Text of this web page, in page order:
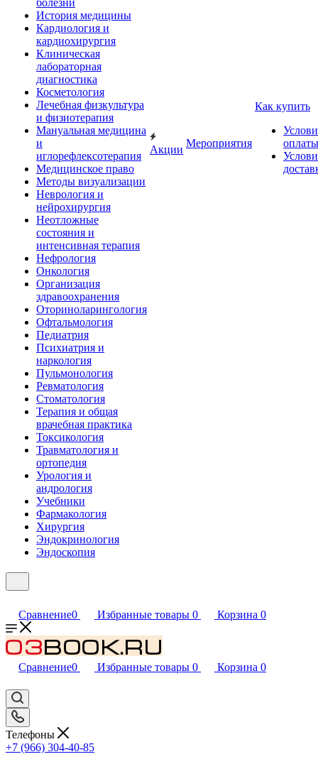
болезни
История медицины
Кардиология и
кардиохирургия
Клиническая
лабораторная
диагностика
Косметология
Лечебная физкультура
и физиотерапия
Мануальная медицина
и
иглорефлексотерапия
Медицинское право
Методы визуализации
Неврология и
нейрохирургия
Неотложные
состояния и
интенсивная терапия
Нефрология
Онкология
Организация
здравоохранения
Оториноларингология
Офтальмология
Педиатрия
Психиатрия и
наркология
Пульмонология
Ревматология
Стоматология
Терапия и общая
врачебная практика
Токсикология
Травматология и
ортопедия
Урология и
андрология
Учебники
Фармакология
Хирургия
Эндокринология
Эндоскопия
Акции
Мероприятия
Как купить
оплаты
Сравнение0 Избранные товары 0 Корзина 0
Сравнение0 Избранные товары 0 Корзина 0
Телефоны
+7 (966) 304-40-85